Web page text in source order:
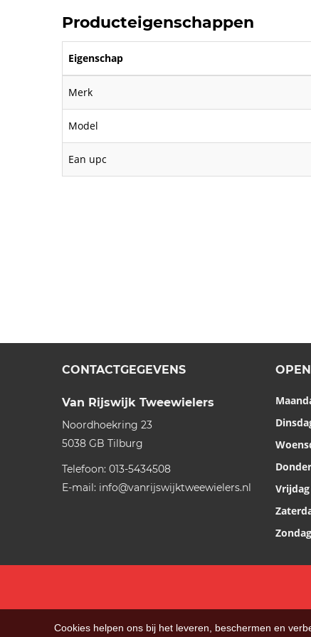
Producteigenschappen
Eigenschap
Merk
Model
Ean upc
CONTACTGEGEVENS
Van Rijswijk Tweewielers
Noordhoekring 23
5038 GB Tilburg
Telefoon: 013-5434508
E-mail: info@vanrijswijktweewielers.nl Vrijdag
Zondag
Cookies helpen ons bij het leveren, beschermen en